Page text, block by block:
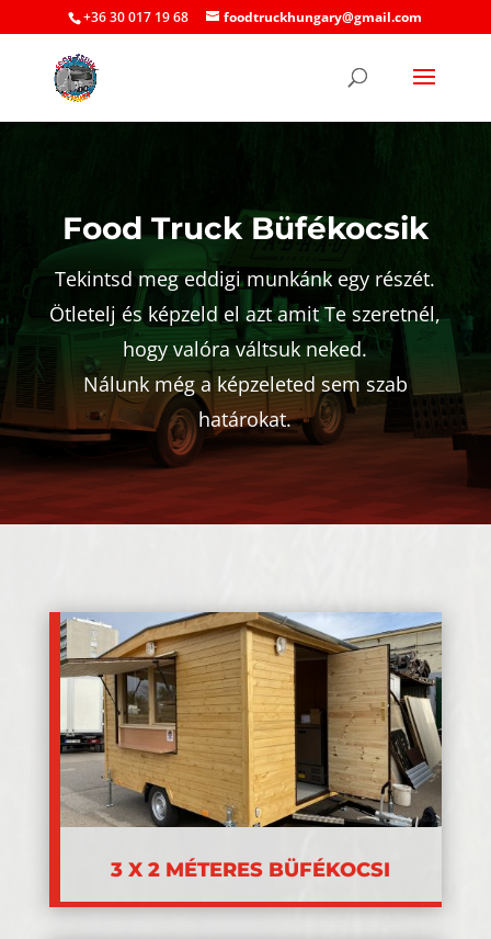
+36 30 017 19 68 foodtruckhungary@gmail.com
Food Truck Büfékocsik
Tekintsd meg eddigi munkánk egy részét.
Ötletelj és képzeld el azt amit Te szeretnél,
hogy valóra váltsuk neked.
Nálunk még a képzeleted sem szab
határokat.
3 X 2 MÉTERES BÜFÉKOCSI